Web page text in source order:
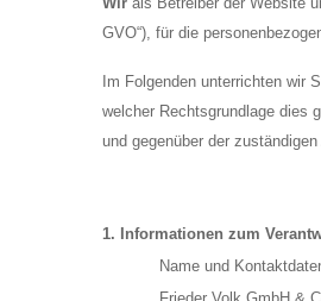
GVO“), für die
Im Folgenden unterrichten wir
welcher Rechtsgrundlage dies
und gegenüber der
1. Informationen zum
Name und